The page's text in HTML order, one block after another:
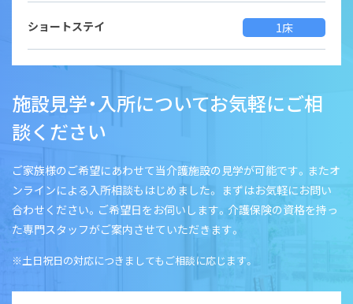
施設見学・入所についてお気軽にご相
談ください
ご家族様のご希望にあわせて当介護施設の見学が可能です。またオ
ンラインによる入所相談もはじめました。 まずはお気軽にお問い
合わせください。ご希望日をお伺いします。介護保険の資格を持っ
た専門スタッフがご案内させていただきます。
※土日祝日の対応につきましてもご相談に応じます。
ショートステイ 1床